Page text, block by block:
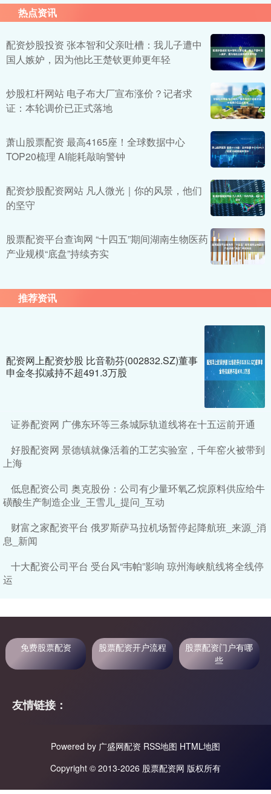
热点资讯
配资炒股投资 张本智和父亲吐槽：我儿子遭中
国人嫉妒，因为他比王楚钦更帅更年轻
炒股杠杆网站 电子布大厂宣布涨价？记者求
证：本轮调价已正式落地
萧山股票配资 最高4165座！全球数据中心
TOP20梳理 AI能耗敲响警钟
配资炒股配资网站 凡人微光｜你的风景，他们
的坚守
股票配资平台查询网 “十四五”期间湖南生物医药
产业规模“底盘”持续夯实
推荐资讯
配资网上配资炒股 比音勒芬(002832.SZ)董事
申金冬拟减持不超491.3万股
证券配资网 广佛东环等三条城际轨道线将在十五运前开通
好股配资网 景德镇就像活着的工艺实验室，千年窑火被带到
上海
低息配资公司 奥克股份：公司有少量环氧乙烷原料供应给牛
磺酸生产制造企业_王雪儿_提问_互动
财富之家配资平台 俄罗斯萨马拉机场暂停起降航班_来源_消
息_新闻
十大配资公司平台 受台风“韦帕”影响 琼州海峡航线将全线停
运
免费股票配资 股票配资开户流程
股票配资门户有哪
些
友情链接：
Powered by 广盛网配资 RSS地图 HTML地图
Copyright © 2013-2026 股票配资网 版权所有